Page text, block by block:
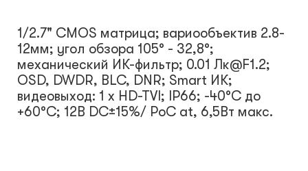
1/2.7" CMOS матрица; вариообъектив 2.8-
12мм; угол обзора 105° - 32,8°;
механический ИК-фильтр; 0.01 Лк@F1.2;
OSD, DWDR, BLC, DNR; Smart ИК;
видеовыход: 1 х HD-TVI; IP66; -40°С до
+60°С; 12В DC±15%/ PoC at, 6,5Вт макс.